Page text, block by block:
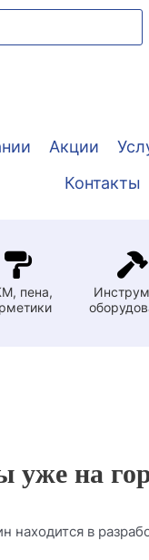
Акции
Контакты
пена,
уже на
находится в